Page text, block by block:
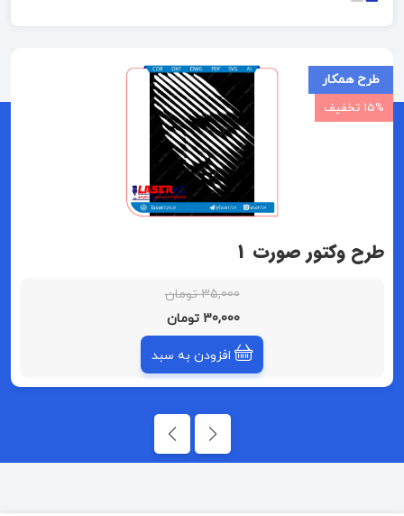
طرح همکار
15% تخفیف
طرح وکتور صورت 1
35,000 تومان
30,000 تومان
افزودن به سبد